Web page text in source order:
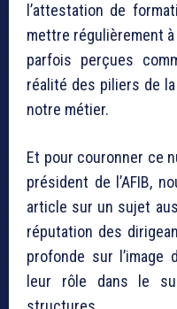
l’attestation de
mettre régulièrement
parfois perçues
réalité des piliers de
notre métier.
Et pour couronner ce
président de l’AFIB,
article sur un sujet
réputation des
profonde sur l’image
leur rôle dans le